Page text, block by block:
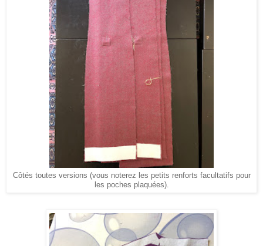
Côtés toutes versions (vous noterez les petits renforts facultatifs pour
les poches plaquées).